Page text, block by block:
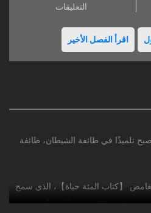
التعليقات
اقرأ الفصل الأخير
تلميذًا في طائفة الشيطان، طائفة
【كتاب المئة حياة】، الذي سمح
مما يتيح لكل شيء أن يبدأ من جديد.